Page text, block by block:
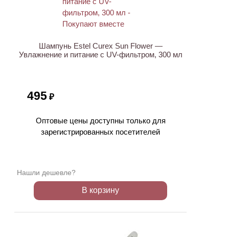
Шампунь Estel Curex Sun Flower —
Увлажнение и питание с UV-фильтром, 300 мл
495 ₽
Оптовые цены доступны только для
зарегистрированных посетителей
Нашли дешевле?
В корзину